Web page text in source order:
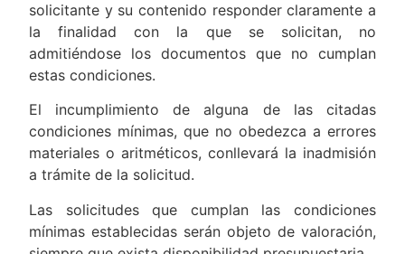
solicitante y su contenido responder claramente a
la finalidad con la que se solicitan, no
admitiéndose los documentos que no cumplan
estas condiciones.
El incumplimiento de alguna de las citadas
condiciones mínimas, que no obedezca a errores
materiales o aritméticos, conllevará la inadmisión
a trámite de la solicitud.
Las solicitudes que cumplan las condiciones
mínimas establecidas serán objeto de valoración,